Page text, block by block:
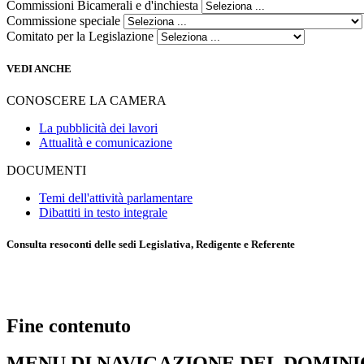
Commissioni Bicamerali e d'inchiesta
Commissione speciale
Comitato per la Legislazione
VEDI ANCHE
CONOSCERE LA CAMERA
La pubblicità dei lavori
Attualità e comunicazione
DOCUMENTI
Temi dell'attività parlamentare
Dibattiti in testo integrale
Consulta resoconti delle sedi Legislativa, Redigente e Referente
Fine contenuto